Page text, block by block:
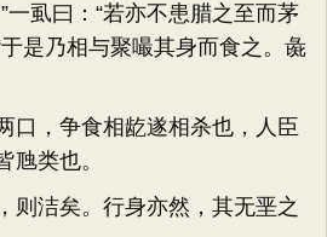
一虱曰：“若亦不患腊之至而茅
是乃相与聚嘬其身而食之。彘
，争食相龁遂相杀也，人臣
虺类也。
洁矣。行身亦然，其无垩之